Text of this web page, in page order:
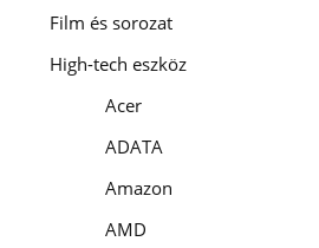
Film és sorozat
High-tech eszköz
Acer
ADATA
Amazon
AMD